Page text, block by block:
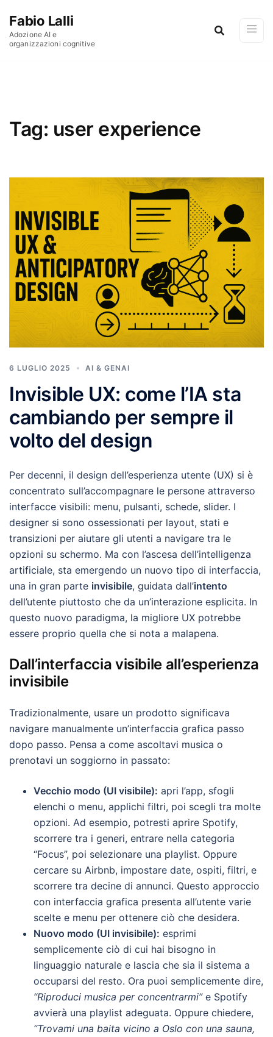
Fabio Lalli
Adozione AI e
organizzazioni cognitive
Tag: user experience
6 LUGLIO 2025 AI & GENAI
Invisible UX: come l’IA sta
cambiando per sempre il
volto del design
Per decenni, il design dell’esperienza utente (UX) si è
concentrato sull’accompagnare le persone attraverso
interfacce visibili: menu, pulsanti, schede, slider. I
designer si sono ossessionati per layout, stati e
transizioni per aiutare gli utenti a navigare tra le
opzioni su schermo. Ma con l’ascesa dell’intelligenza
artificiale, sta emergendo un nuovo tipo di interfaccia,
una in gran parte invisibile, guidata dall’intento
dell’utente piuttosto che da un’interazione esplicita. In
questo nuovo paradigma, la migliore UX potrebbe
essere proprio quella che si nota a malapena.
Dall’interfaccia visibile all’esperienza
invisibile
Tradizionalmente, usare un prodotto significava
navigare manualmente un’interfaccia grafica passo
dopo passo. Pensa a come ascoltavi musica o
prenotavi un soggiorno in passato:
Vecchio modo (UI visibile): apri l’app, sfogli
elenchi o menu, applichi filtri, poi scegli tra molte
opzioni. Ad esempio, potresti aprire Spotify,
scorrere tra i generi, entrare nella categoria
“Focus”, poi selezionare una playlist. Oppure
cercare su Airbnb, impostare date, ospiti, filtri, e
scorrere tra decine di annunci. Questo approccio
con interfaccia grafica presenta all’utente varie
scelte e menu per ottenere ciò che desidera.
Nuovo modo (UI invisibile): esprimi
semplicemente ciò di cui hai bisogno in
linguaggio naturale e lascia che sia il sistema a
occuparsi del resto. Ora puoi semplicemente dire,
“Riproduci musica per concentrarmi”e Spotify
avvierà una playlist adeguata. Oppure chiedere,
“Trovami una baita vicino a Oslo con una sauna,